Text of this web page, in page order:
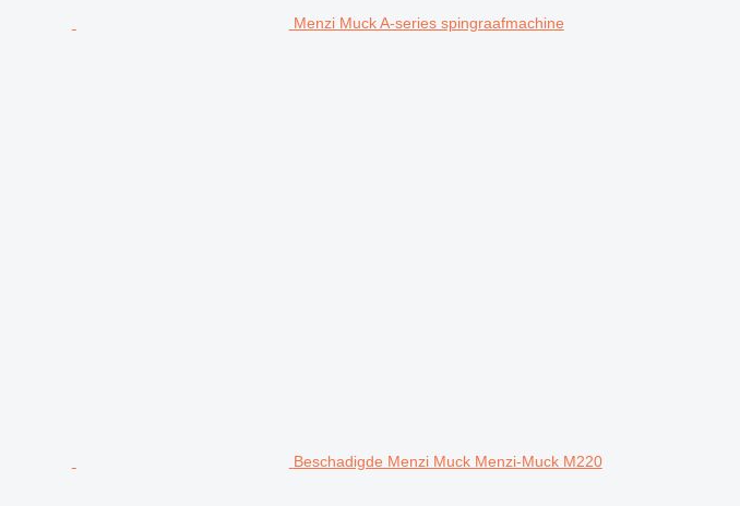
Menzi Muck A-series spingraafmachine
Beschadigde Menzi Muck Menzi-Muck M220